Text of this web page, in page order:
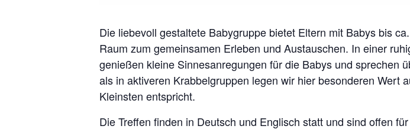
Die liebevoll gestaltete Babygruppe bietet Eltern mit Babys bis
Raum zum gemeinsamen Erleben und Austauschen. In einer
genießen kleine Sinnesanregungen für die Babys und sprechen
als in aktiveren Krabbelgruppen legen wir hier besonderen Wert
Kleinsten entspricht.
Die Treffen finden in Deutsch und Englisch statt und sind offen